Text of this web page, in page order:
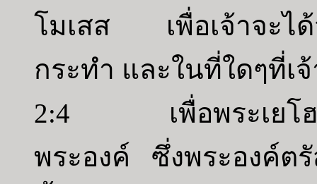
โมเสส เพื่อเจ้าจะได้
กระทำ และในที่ใดๆที่เ
2:4 เพื่อพระเยโฮว
พระองค์ ซึ่งพระองค์ต